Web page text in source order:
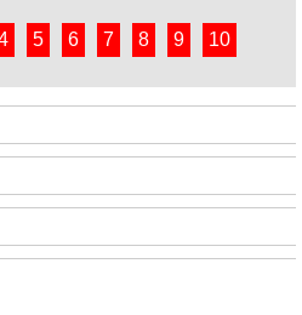
5 6 7 8 9 10